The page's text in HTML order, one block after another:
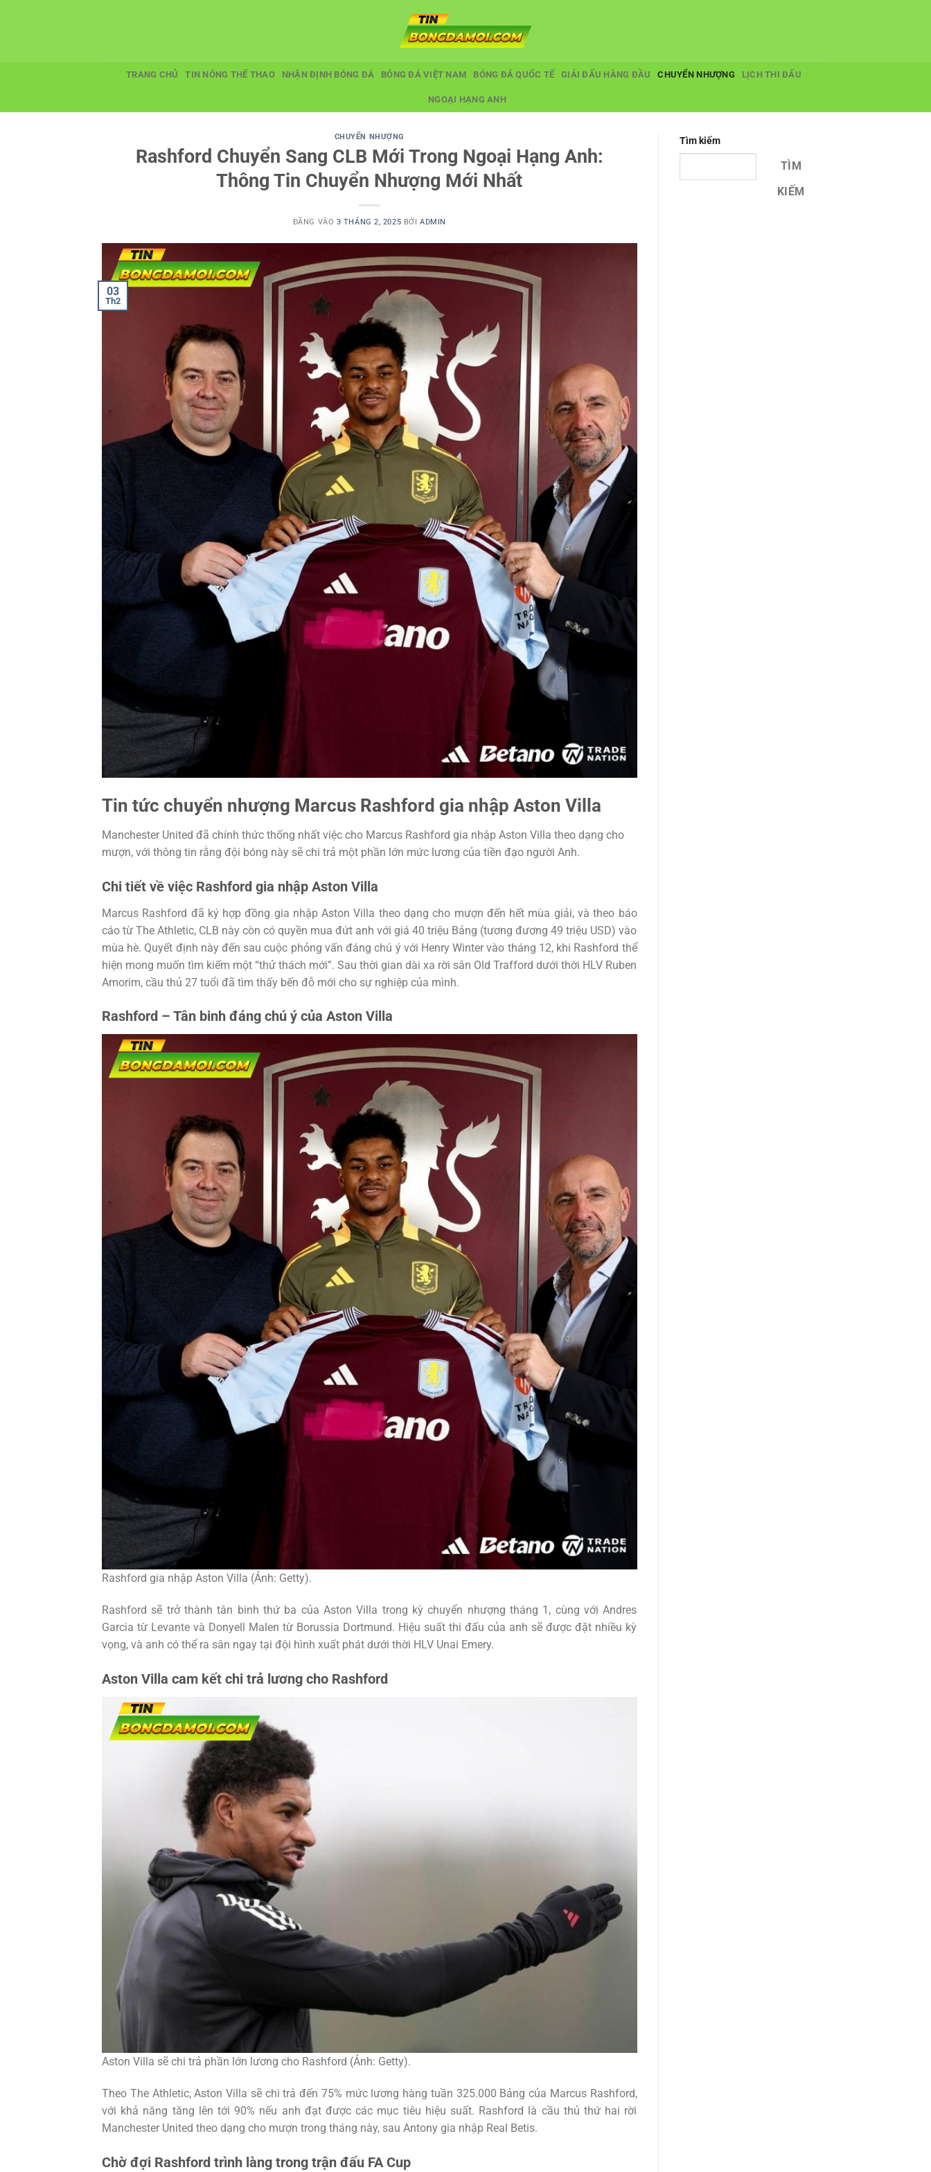
TRANG CHỦ TIN NÓNG THỂ THAO NHẬN ĐỊNH BÓNG ĐÁ BÓNG ĐÁ VIỆT NAM BÓNG ĐÁ QUỐC TẾ GIẢI ĐẤU HÀNG ĐẦU CHUYỂN NHƯỢNG LỊCH THI ĐẤU
NGOẠI HẠNG ANH
CHUYỂN NHƯỢNG
Rashford Chuyển Sang CLB Mới Trong Ngoại Hạng Anh:
Thông Tin Chuyển Nhượng Mới Nhất
ĐĂNG VÀO 3 THÁNG 2, 2025 BỞI ADMIN
03
Th2
Tin tức chuyển nhượng Marcus Rashford gia nhập Aston Villa
Manchester United đã chính thức thống nhất việc cho Marcus Rashford gia nhập Aston Villa theo dạng cho
mượn, với thông tin rằng đội bóng này sẽ chi trả một phần lớn mức lương của tiền đạo người Anh.
Chi tiết về việc Rashford gia nhập Aston Villa
Marcus Rashford đã ký hợp đồng gia nhập Aston Villa theo dạng cho mượn đến hết mùa giải, và theo báo
cáo từ The Athletic, CLB này còn có quyền mua đứt anh với giá 40 triệu Bảng (tương đương 49 triệu USD) vào
mùa hè. Quyết định này đến sau cuộc phỏng vấn đáng chú ý với Henry Winter vào tháng 12, khi Rashford thể
hiện mong muốn tìm kiếm một “thử thách mới”. Sau thời gian dài xa rời sân Old Trafford dưới thời HLV Ruben
Amorim, cầu thủ 27 tuổi đã tìm thấy bến đỗ mới cho sự nghiệp của mình.
Rashford – Tân binh đáng chú ý của Aston Villa
Rashford gia nhập Aston Villa (Ảnh: Getty).
Rashford sẽ trở thành tân binh thứ ba của Aston Villa trong kỳ chuyển nhượng tháng 1, cùng với Andres
Garcia từ Levante và Donyell Malen từ Borussia Dortmund. Hiệu suất thi đấu của anh sẽ được đặt nhiều kỳ
vọng, và anh có thể ra sân ngay tại đội hình xuất phát dưới thời HLV Unai Emery.
Aston Villa cam kết chi trả lương cho Rashford
Aston Villa sẽ chi trả phần lớn lương cho Rashford (Ảnh: Getty).
Theo The Athletic, Aston Villa sẽ chi trả đến 75% mức lương hàng tuần 325.000 Bảng của Marcus Rashford,
với khả năng tăng lên tới 90% nếu anh đạt được các mục tiêu hiệu suất. Rashford là cầu thủ thứ hai rời
Manchester United theo dạng cho mượn trong tháng này, sau Antony gia nhập Real Betis.
Chờ đợi Rashford trình làng trong trận đấu FA Cup
Tìm kiếm
TÌM
KIẾM